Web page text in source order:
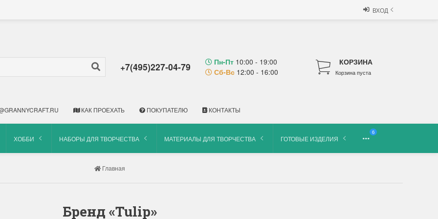
ВХОД
+7(495)227-04-79 Пн-Пт 10:00 - 19:00
Сб-Вс 12:00 - 16:00
КОРЗИНА
Корзина пуста
КАК ПРОЕХАТЬ ПОКУПАТЕЛЮ КОНТАКТЫ
ХОББИ НАБОРЫ ДЛЯ ТВОРЧЕСТВА МАТЕРИАЛЫ ДЛЯ ТВОРЧЕСТВА ГОТОВЫЕ ИЗДЕЛИЯ
6
Главная
Бренд «Tulip»